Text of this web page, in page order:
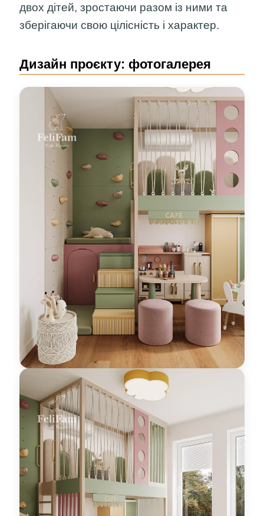
двох дітей, зростаючи разом із ними та
зберігаючи свою цілісність і характер.
Дизайн проєкту: фотогалерея